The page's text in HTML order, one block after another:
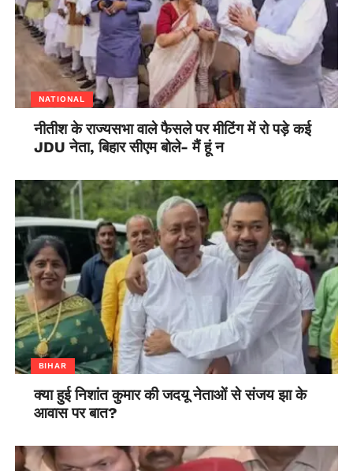
NATIONAL
नीतीश के राज्यसभा वाले फैसले पर मीटिंग में रो पड़े कई
JDU नेता, बिहार सीएम बोले- मैं हूं न
BIHAR
क्या हुई निशांत कुमार की जदयू नेताओं से संजय झा के
आवास पर बात?